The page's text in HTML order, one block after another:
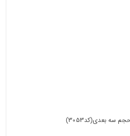
سه بعدی(کد3053)